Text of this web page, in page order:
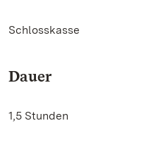
Schlosskasse
Dauer
1,5 Stunden